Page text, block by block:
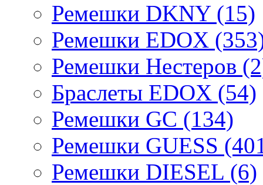
Ремешки DKNY (15)
Ремешки EDOX
Ремешки Нестеров
Браслеты EDOX (54)
Ремешки GC (134)
Ремешки GUESS
Ремешки DIESEL (6)